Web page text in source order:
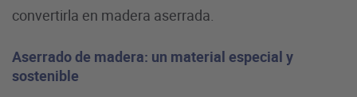
convertirla en madera aserrada.
Aserrado de madera: un material especial y
sostenible